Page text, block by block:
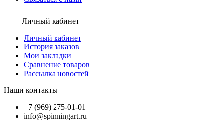
Личный кабинет
Личный кабинет
История заказов
Мои закладки
Сравнение товаров
Рассылка новостей
Наши контакты
+7 (969) 275-01-01
info@spinningart.ru